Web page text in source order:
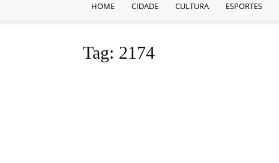
HOME CIDADE CULTURA ESPORTES
Tag: 2174